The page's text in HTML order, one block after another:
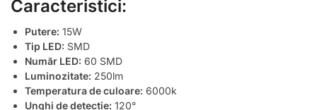
Caracteristici:
Putere: 15W
Tip LED: SMD
Număr LED: 60 SMD
Luminozitate: 250lm
Temperatura de culoare: 6000k
Unghi de detectie: 120°